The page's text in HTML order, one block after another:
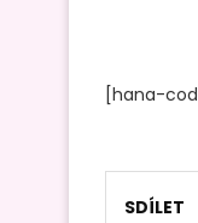
[hana-
SDÍLET